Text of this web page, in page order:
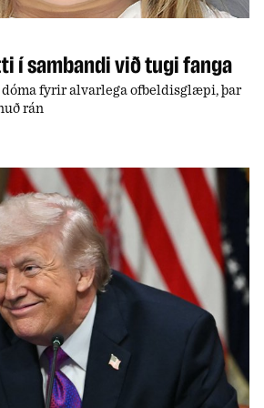
í sambandi við tugi fanga
fyrir alvarlega ofbeldisglæpi, þar
rán